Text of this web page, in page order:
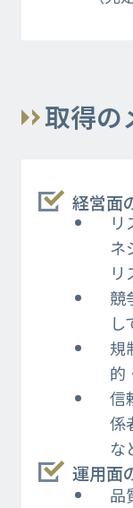
取得の
経営面
ネ
リ
競
規
的
信
係
な
運用面
品